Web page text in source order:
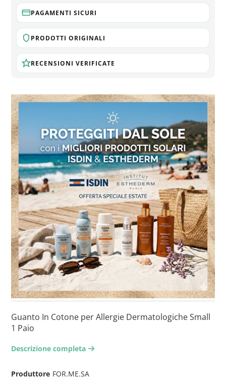
PAGAMENTI SICURI
PRODOTTI ORIGINALI
RECENSIONI VERIFICATE
Guanto In Cotone per Allergie Dermatologiche Small
1 Paio
Descrizione completa arrow-right2
Produttore FOR.ME.SA